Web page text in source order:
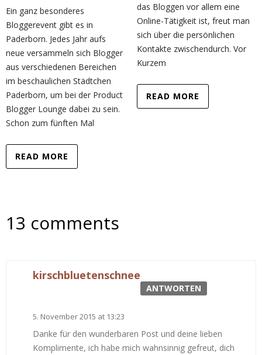
Ein ganz besonderes
Bloggerevent gibt es in
Paderborn. Jedes Jahr aufs
neue versammeln sich Blogger
aus verschiedenen Bereichen
im beschaulichen Städtchen
Paderborn, um bei der Product
Blogger Lounge dabei zu sein.
Schon zum fünften Mal
READ MORE
das Bloggen vor allem eine
Online-Tätigkeit ist, freut man
sich über die persönlichen
Kontakte zwischendurch. Vor
Kurzem
READ MORE
13 comments
kirschbluetenschnee
ANTWORTEN
5. November 2015 at 13:23
Danke für den wunderbaren Post und deine lieben
Komplimente, ich habe mich wahnsinnig gefreut, dich